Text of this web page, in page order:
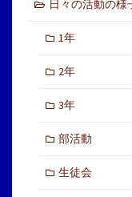
日々の活動の様
1年
2年
3年
部活動
生徒会